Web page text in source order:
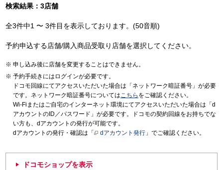
検索結果：3店舗
全3件中1 〜 3件目を表示しております。(50音順)
予約申込する店舗/購入商品受取り店舗を選択してください。
申し込み後に店舗を変更することはできません。
予約手続きにはログインが必要です。
ドコモ回線にてアクセスいただいた場合は「ネットワーク暗証番号」が必要
です。ネットワーク暗証番号についてはこちら をご確認ください。
Wi-Fiまたはご自宅のインターネット環境にてアクセスいただいた場合は「d
アカウントのID／パスワード」が必要です。ドコモの契約回線をお持ちでな
い方も、dアカウントの発行が可能です。
dアカウントの発行・確認は「
dアカウント発行 」でご確認ください。
ドコモショップを表示